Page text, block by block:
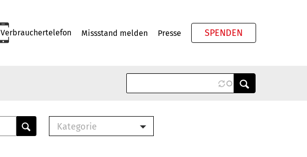
Verbrauchertelefon Missstand melden Presse SPENDEN
Kategorie